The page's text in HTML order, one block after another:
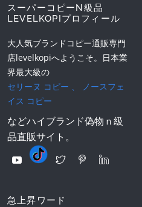
スーパーコピーN級品
LEVELKOPIプロフィール
大人気ブランドコピー通販専門
店levelkopiへようこそ。日本業
界最大級の
セリーヌ コピー 、
ノースフェ
イス コピー
などハイブランド偽物ｎ級
品直販サイト。
急上昇ワード